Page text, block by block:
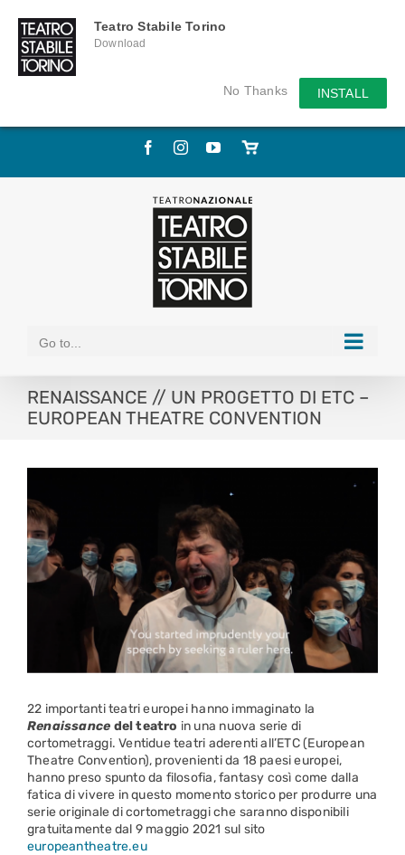
Teatro Stabile Torino
Download
No Thanks INSTALL
Skip
FacebookInstagramYouTube
Store
Go to...
RENAISSANCE // UN PROGETTO DI ETC –
EUROPEAN THEATRE CONVENTION
22 importanti teatri europei hanno immaginato la
Renaissance del teatro in una nuova serie di
cortometraggi. Ventidue teatri aderenti all’ETC (European
Theatre Convention), provenienti da 18 paesi europei,
hanno preso spunto da filosofia, fantasy così come dalla
fatica di vivere in questo momento storico per produrre una
serie originale di cortometraggi che saranno disponibili
gratuitamente dal 9 maggio 2021 sul sito
europeantheatre.eu